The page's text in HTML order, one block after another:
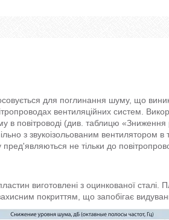
для поглинання шуму, що
вентиляційних систем.
в повітроводі (див. таблицю
з звукоізольованим вентилятором в
не тільки до
виготовлені з оцинкованої сталі.
покриттям, що запобігає